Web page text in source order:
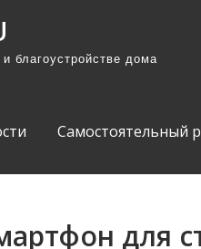
благоустройстве дома
Самостоятельный
для